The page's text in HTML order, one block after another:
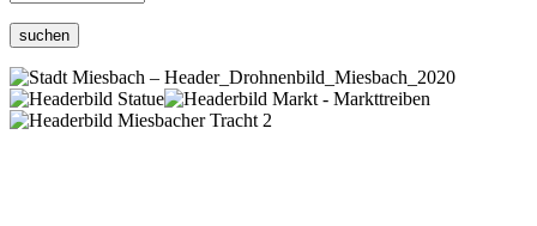
suchen